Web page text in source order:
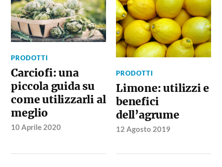
PRODOTTI
Carciofi: una
piccola guida su
come utilizzarli al
meglio
10 Aprile 2020
PRODOTTI
Limone: utilizzi e
benefici
dell’agrume
12 Agosto 2019